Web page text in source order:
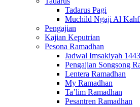
Tadarus Pagi
Muchild Ngaji Al
Pengajian
Kajian Keputrian
Pesona Ramadhan
Jadwal Imsakiyah
Pengajian Songsong
Lentera Ramadhan
My Ramadhan
Ta’lim Ramadhan
Pesantren Ramadhan